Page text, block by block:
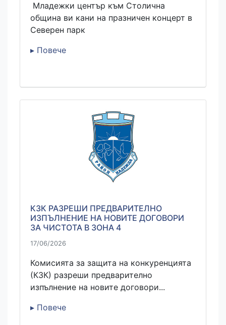
Младежки център към Столична
община ви кани на празничен концерт в
Северен парк
▸ Повече
КЗК РАЗРЕШИ ПРЕДВАРИТЕЛНО
ИЗПЪЛНЕНИЕ НА НОВИТЕ ДОГОВОРИ
ЗА ЧИСТОТА В ЗОНА 4
17/06/2026
Комисията за защита на конкуренцията
(КЗК) разреши предварително
изпълнение на новите договори...
▸ Повече